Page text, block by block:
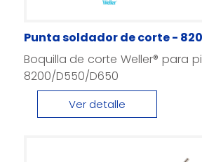
Punta soldador de corte -
Boquilla de corte Weller® para
8200/D550/D650
Ver detalle